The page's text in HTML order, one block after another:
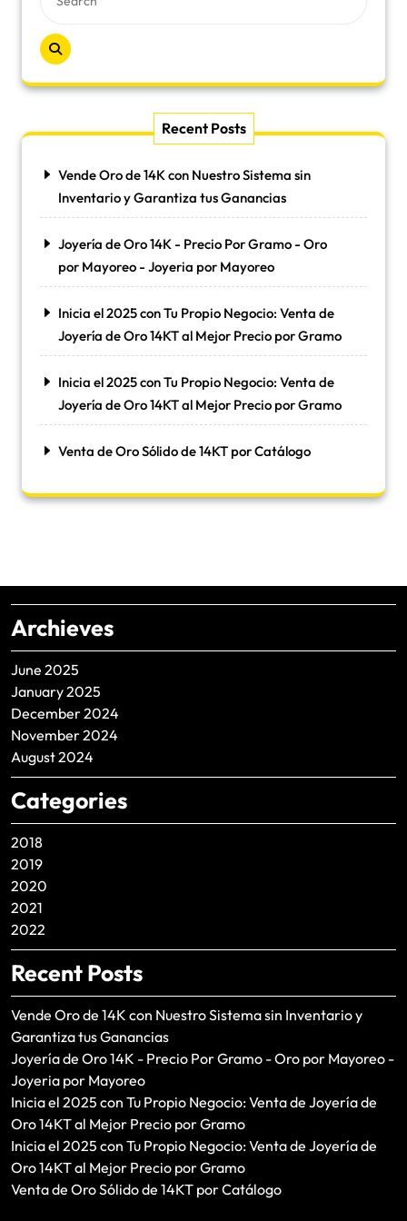
Recent Posts
Vende Oro de 14K con Nuestro Sistema sin
Inventario y Garantiza tus Ganancias
Joyería de Oro 14K - Precio Por Gramo - Oro
por Mayoreo - Joyeria por Mayoreo
Inicia el 2025 con Tu Propio Negocio: Venta de
Joyería de Oro 14KT al Mejor Precio por Gramo
Inicia el 2025 con Tu Propio Negocio: Venta de
Joyería de Oro 14KT al Mejor Precio por Gramo
Venta de Oro Sólido de 14KT por Catálogo
Archieves
June 2025
January 2025
December 2024
November 2024
August 2024
Categories
2018
2019
2020
2021
2022
Recent Posts
Vende Oro de 14K con Nuestro Sistema sin Inventario y
Garantiza tus Ganancias
Joyería de Oro 14K - Precio Por Gramo - Oro por Mayoreo -
Joyeria por Mayoreo
Inicia el 2025 con Tu Propio Negocio: Venta de Joyería de
Oro 14KT al Mejor Precio por Gramo
Inicia el 2025 con Tu Propio Negocio: Venta de Joyería de
Oro 14KT al Mejor Precio por Gramo
Venta de Oro Sólido de 14KT por Catálogo